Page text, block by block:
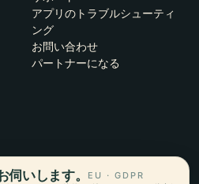
アプリのトラブルシューティ
ング
お問い合わせ
パートナーになる
いします。 EU · GDPR